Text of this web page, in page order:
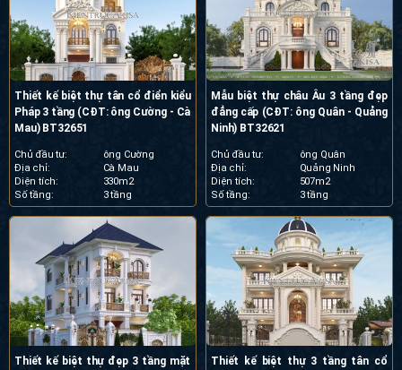
Thiết kế biệt thự tân cổ điển kiểu
Pháp 3 tầng (CĐT: ông Cường - Cà
Mau) BT32651
Chủ đầu tư:
ông Cường
Địa chỉ:
Cà Mau
Diện tích:
330m2
Số tầng:
3 tầng
Mẫu biệt thự châu Âu 3 tầng đẹp
đẳng cấp (CĐT: ông Quân - Quảng
Ninh) BT32621
Chủ đầu tư:
ông Quân
Địa chỉ:
Quảng Ninh
Diện tích:
507m2
Số tầng:
3 tầng
Thiết kế biệt thự đẹp 3 tầng mặt
Thiết kế biệt thự 3 tầng tân cổ